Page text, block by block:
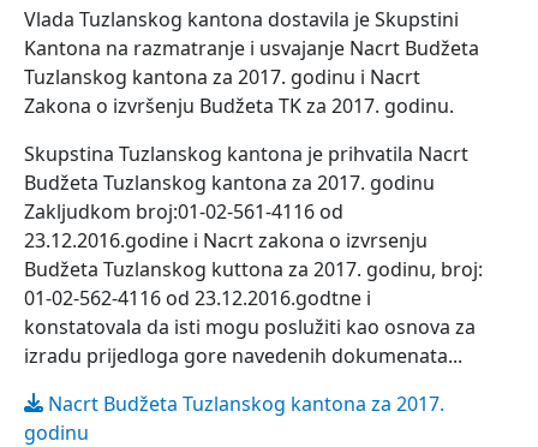
Vlada Tuzlanskog kantona dostavila je Skupstini
Kantona na razmatranje i usvajanje Nacrt Budžeta
Tuzlanskog kantona za 2017. godinu i Nacrt
Zakona o izvršenju Budžeta TK za 2017. godinu.
Skupstina Tuzlanskog kantona je prihvatila Nacrt
Budžeta Tuzlanskog kantona za 2017. godinu
Zakljudkom broj:01-02-561-4116 od
23.12.2016.godine i Nacrt zakona o izvrsenju
Budžeta Tuzlanskog kuttona za 2017. godinu, broj:
01-02-562-4116 od 23.12.2016.godtne i
konstatovala da isti mogu poslužiti kao osnova za
izradu prijedloga gore navedenih dokumenata...
Nacrt Budžeta Tuzlanskog kantona za 2017.
godinu